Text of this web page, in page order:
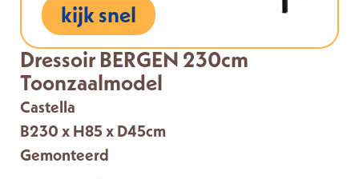
kijk snel
Dressoir BERGEN 230cm
Toonzaalmodel
Castella
B230 x H85 x D45cm
Gemonteerd